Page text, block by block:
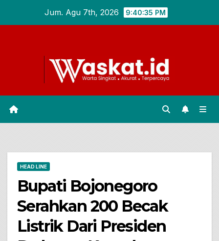
Jum. Agu 7th, 2026 9:40:36 PM
HEAD LINE
Bupati Bojonegoro
Serahkan 200 Becak
Listrik Dari Presiden